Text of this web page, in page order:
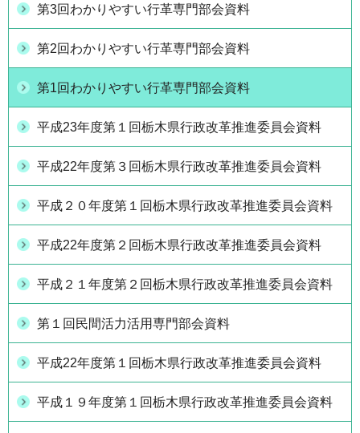
第3回わかりやすい行革専門部会資料
第2回わかりやすい行革専門部会資料
第1回わかりやすい行革専門部会資料
平成23年度第１回栃木県行政改革推進委員会資料
平成22年度第３回栃木県行政改革推進委員会資料
平成２０年度第１回栃木県行政改革推進委員会資料
平成22年度第２回栃木県行政改革推進委員会資料
平成２１年度第２回栃木県行政改革推進委員会資料
第１回民間活力活用専門部会資料
平成22年度第１回栃木県行政改革推進委員会資料
平成１９年度第１回栃木県行政改革推進委員会資料